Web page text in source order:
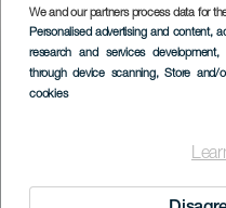
We and our partners process data for
Personalised advertising and content,
research and services development,
through device scanning, Store and/
cookies
Imagen
Listado